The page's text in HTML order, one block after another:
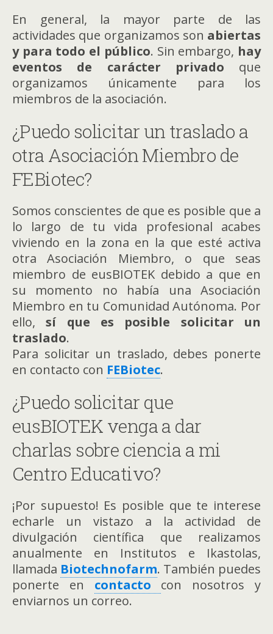
En general, la mayor parte de las
actividades que organizamos son abiertas
y para todo el público. Sin embargo, hay
eventos de carácter privado que
organizamos únicamente para los
miembros de la asociación.
¿Puedo solicitar un traslado a
otra Asociación Miembro de
FEBiotec?
Somos conscientes de que es posible que a
lo largo de tu vida profesional acabes
viviendo en la zona en la que esté activa
otra Asociación Miembro, o que seas
miembro de eusBIOTEK debido a que en
su momento no había una Asociación
Miembro en tu Comunidad Autónoma. Por
ello,sí que es posible solicitar un
traslado.
Para solicitar un traslado, debes ponerte
en contacto con FEBiotec.
¿Puedo solicitar que
eusBIOTEK venga a dar
charlas sobre ciencia a mi
Centro Educativo?
¡Por supuesto! Es posible que te interese
echarle un vistazo a la actividad de
divulgación científica que realizamos
anualmente en Institutos e Ikastolas,
llamada Biotechnofarm. También puedes
ponerte en contacto
con nosotros y
enviarnos un correo.